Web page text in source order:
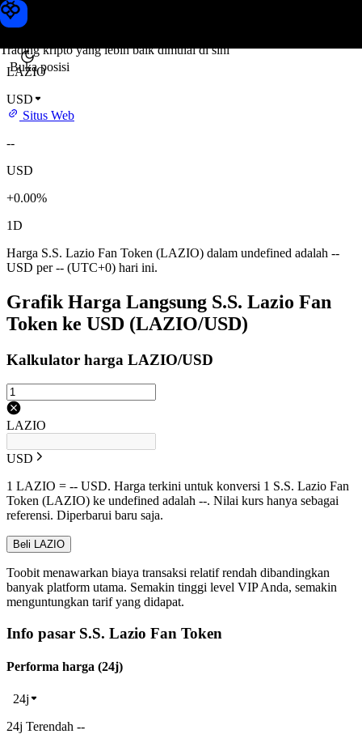
Trading kripto yang lebih baik dimulai di sini
Buka posisi
Harga S.S. Lazio Fan Token
LAZIO
USD
Situs Web
--
USD
+0.00%
1D
Harga S.S. Lazio Fan Token (LAZIO) dalam undefined adalah --
USD per -- (UTC+0) hari ini.
Grafik Harga Langsung S.S. Lazio Fan
Token ke USD (LAZIO/USD)
Kalkulator harga LAZIO/USD
LAZIO
USD
1 LAZIO = -- USD. Harga terkini untuk konversi 1 S.S. Lazio Fan
Token (LAZIO) ke undefined adalah --. Nilai kurs hanya sebagai
referensi. Diperbarui baru saja.
Beli LAZIO
Toobit menawarkan biaya transaksi relatif rendah dibandingkan
banyak platform utama. Semakin tinggi level VIP Anda, semakin
menguntungkan tarif yang didapat.
Info pasar S.S. Lazio Fan Token
Performa harga (24j)
24j
24j Terendah --